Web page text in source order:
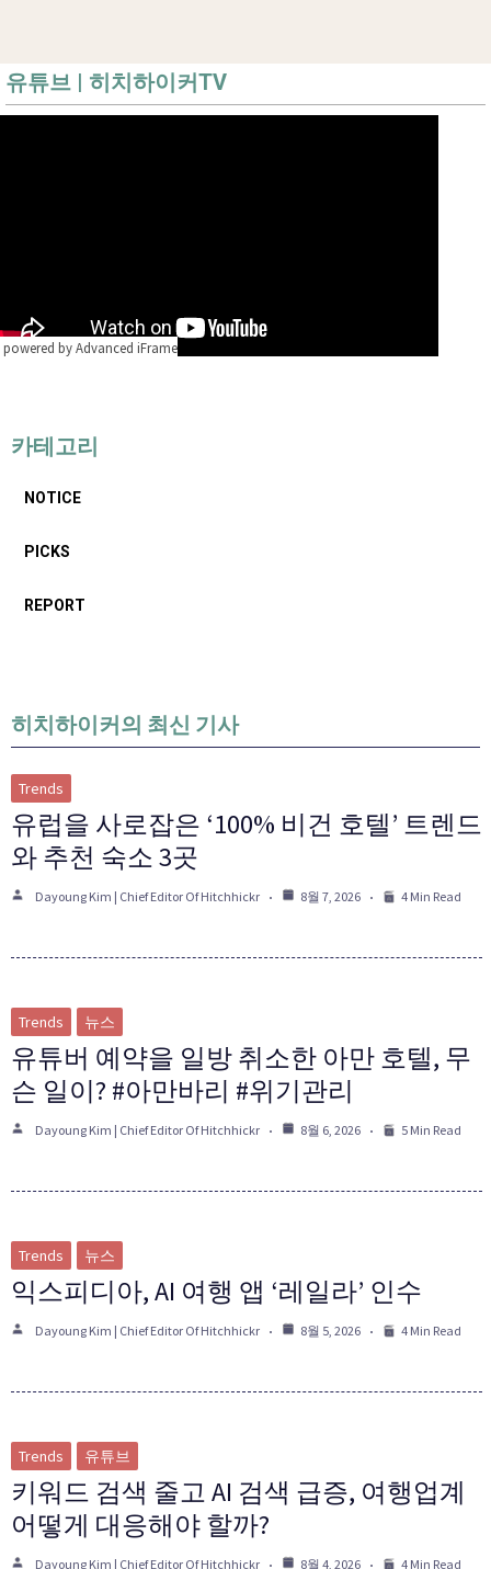
유튜브 | 히치하이커TV
powered by Advanced iFrame
카테고리
NOTICE
PICKS
REPORT
히치하이커의 최신 기사
Trends
유럽을 사로잡은 ‘100% 비건 호텔’ 트렌드
와 추천 숙소 3곳
Dayoung Kim | Chief Editor Of Hitchhickr 8월 7, 2026 4 Min Read
Trends 뉴스
유튜버 예약을 일방 취소한 아만 호텔, 무
슨 일이? #아만바리 #위기관리
Dayoung Kim | Chief Editor Of Hitchhickr 8월 6, 2026 5 Min Read
Trends 뉴스
익스피디아, AI 여행 앱 ‘레일라’ 인수
Dayoung Kim | Chief Editor Of Hitchhickr 8월 5, 2026 4 Min Read
Trends 유튜브
키워드 검색 줄고 AI 검색 급증, 여행업계
어떻게 대응해야 할까?
Dayoung Kim | Chief Editor Of Hitchhickr 8월 4, 2026 4 Min Read